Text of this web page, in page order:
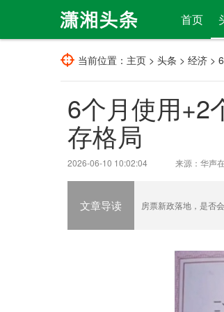
首页
当前位置： 主页 > 头条 > 经济 >
6个月使用+2
存格局
2026-06-10 10:02:04 来源：华声
文章导读 房票新政落地，是否